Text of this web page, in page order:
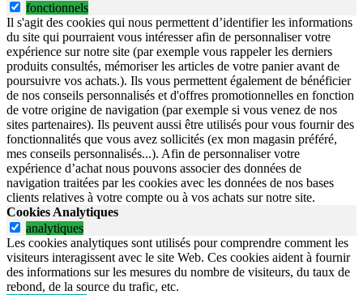
fonctionnels
Il s'agit des cookies qui nous permettent d’identifier les informations
du site qui pourraient vous intéresser afin de personnaliser votre
expérience sur notre site (par exemple vous rappeler les derniers
produits consultés, mémoriser les articles de votre panier avant de
poursuivre vos achats.). Ils vous permettent également de bénéficier
de nos conseils personnalisés et d'offres promotionnelles en fonction
de votre origine de navigation (par exemple si vous venez de nos
sites partenaires). Ils peuvent aussi être utilisés pour vous fournir des
fonctionnalités que vous avez sollicités (ex mon magasin préféré,
mes conseils personnalisés...). Afin de personnaliser votre
expérience d’achat nous pouvons associer des données de
navigation traitées par les cookies avec les données de nos bases
clients relatives à votre compte ou à vos achats sur notre site.
Cookies Analytiques
analytiques
Les cookies analytiques sont utilisés pour comprendre comment les
visiteurs interagissent avec le site Web. Ces cookies aident à fournir
des informations sur les mesures du nombre de visiteurs, du taux de
rebond, de la source du trafic, etc.